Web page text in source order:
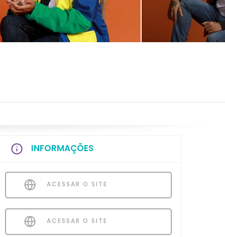
INFORMAÇÕES
ACESSAR O SITE
ACESSAR O SITE